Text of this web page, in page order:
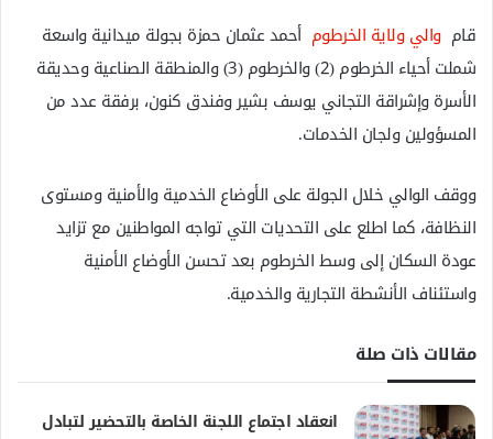
قام والي ولاية الخرطوم أحمد عثمان حمزة بجولة ميدانية واسعة
شملت أحياء الخرطوم (2) والخرطوم (3) والمنطقة الصناعية وحديقة
الأسرة وإشراقة التجاني يوسف بشير وفندق كنون، برفقة عدد من
المسؤولين ولجان الخدمات.
ووقف الوالي خلال الجولة على الأوضاع الخدمية والأمنية ومستوى
النظافة، كما اطلع على التحديات التي تواجه المواطنين مع تزايد
عودة السكان إلى وسط الخرطوم بعد تحسن الأوضاع الأمنية
واستئناف الأنشطة التجارية والخدمية.
مقالات ذات صلة
انعقاد اجتماع اللجنة الخاصة بالتحضير لتبادل